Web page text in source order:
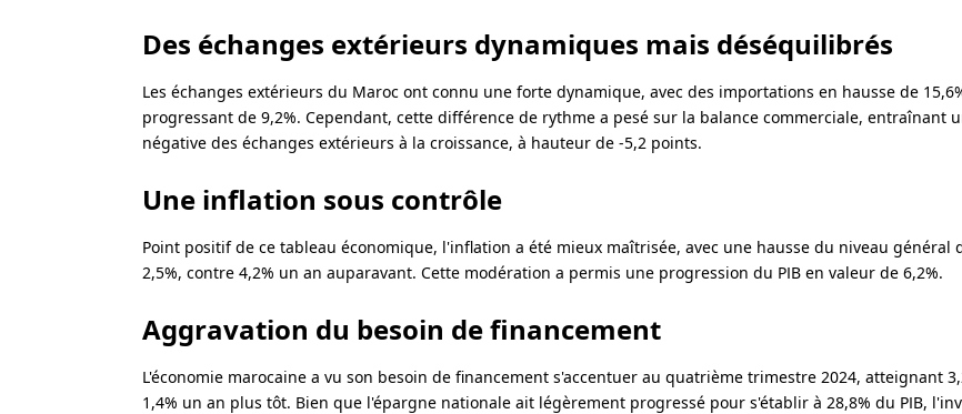
Des échanges extérieurs dynamiques mais déséquilibrés
Les échanges extérieurs du Maroc ont connu une forte dynamique, avec des importations en hausse de
progressant de 9,2%. Cependant, cette différence de rythme a pesé sur la balance commerciale, entraînant
négative des échanges extérieurs à la croissance, à hauteur de -5,2 points.
Une inflation sous contrôle
Point positif de ce tableau économique, l'inflation a été mieux maîtrisée, avec une hausse du niveau général
2,5%, contre 4,2% un an auparavant. Cette modération a permis une progression du PIB en valeur de 6,2%.
Aggravation du besoin de financement
L'économie marocaine a vu son besoin de financement s'accentuer au quatrième trimestre 2024, atteignant
1,4% un an plus tôt. Bien que l'épargne nationale ait légèrement progressé pour s'établir à 28,8% du PIB,